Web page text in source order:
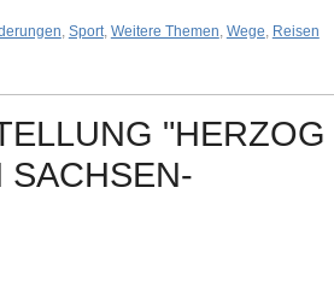
, Sport, Weitere Themen, Wege, Reisen
"HERZOG
SACHSEN-